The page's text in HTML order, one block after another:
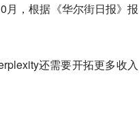
月，根据《华尔街日报》报
还需要开拓更多收入